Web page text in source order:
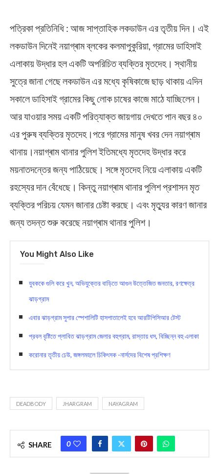
পত্রিকা প্রতিনিধি : আজ সাপ্তাহিক লকডাউন এর তৃতীয় দিন। এই
লকডাউন দিনেই নয়াগ্ৰাম ব্লকের কলমাপুকুরিয়া, গ্রামের ডাহিসাই
এলাকায় উদ্ধার হল একটি অপরিচিত ব্যক্তির মৃতদেহ। স্থানীয়
সুত্রে জানা গেছে লকডাউন এর মধ্যে কৃষিকাজে ছাড় থাকায় এদিন
সকালে ডাহিসাই গ্রামের কিছু লোক চাষের কাজে মাঠে যাচ্ছিলেন।
আর যাওয়ার সময় একটি পরিত্যাক্ত জায়গায় দেখতে পান বছর ৪০
এর পুরুষ ব্যক্তির মৃতদেহ।পরে গ্রামের মানুষ খবর দেন নয়াগ্ৰাম
থানায়।নয়াগ্ৰাম থানার পুলিশ ইতিমধ্যে মৃতদেহ উদ্ধার করে
ময়নাতদন্তের জন্য পাঠিয়েছে। সঙ্গে মৃতদেহ নিয়ে এলাকায় একটি
রহস্যের দান বেঁধেছে। কিন্তু নয়াগ্ৰাম থানার পুলিশ প্রশাসন মৃত
ব্যক্তির পরিচয় যেমন জানার চেষ্টা করছে। এবং মৃত্যুর কারণ জানার
জন্য তদন্ত শুরু করেছে নয়াগ্ৰাম থানার পুলিশ।
You Might Also Like
যুবককে গুলি করে খুন, অভিযুক্তের বাড়িতে আগুন উত্তেজিত জনতার, রণক্ষেত্র
ঝাড়গ্রাম
এবার ঝাড়গ্রাম সুপার স্পেশালিটি হাসপাতালেই হবে আরটিপিসিআর টেস্ট
প্রবল বৃষ্টিতে প্লাবিত ঝাড়গ্রাম জেলার বহুগ্রাম, রাস্তায় ধস, বিচ্ছিন্ন বহু এলাকা
করোনার তৃতীয় ঢেউ, জঙ্গলমহলে চিকিৎসক -নার্সদের বিশেষ প্রশিক্ষণ
DEADBODY JHARGRAM NAYAGRAM
SHARE 0